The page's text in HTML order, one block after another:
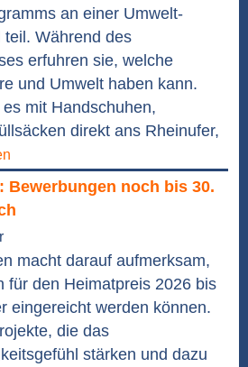
an einer Umwelt-
Während des
erfuhren sie, welche
und Umwelt haben kann.
mit Handschuhen,
direkt ans Rheinufer,
Bewerbungen noch bis 30.
macht darauf aufmerksam,
für den Heimatpreis 2026 bis
eingereicht werden können.
die das
stärken und dazu